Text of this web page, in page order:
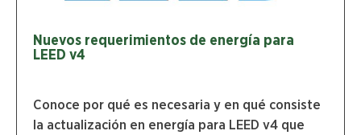
Nuevos requerimientos de energía para
LEED v4
Conoce por qué es necesaria y en qué consiste
la actualización en energía para LEED v4 que